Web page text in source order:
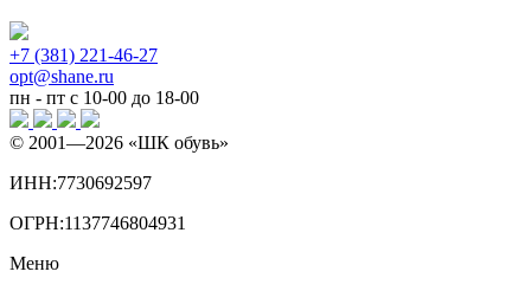
+7 (381) 221-46-27
opt@shane.ru
пн - пт с 10-00 до 18-00
© 2001—2026 «ШК обувь»
ИНН:7730692597
ОГРН:1137746804931
Меню